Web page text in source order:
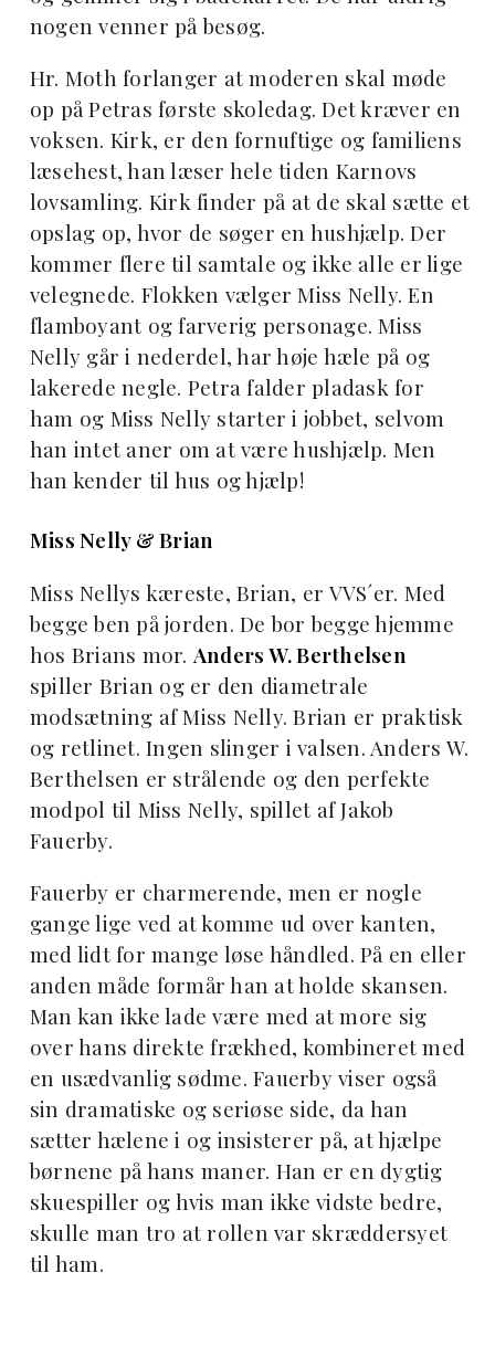
nogen venner på besøg.
Hr. Moth forlanger at moderen skal møde
op på Petras første skoledag. Det kræver en
voksen. Kirk, er den fornuftige og familiens
læsehest, han læser hele tiden Karnovs
lovsamling. Kirk finder på at de skal sætte et
opslag op, hvor de søger en hushjælp. Der
kommer flere til samtale og ikke alle er lige
velegnede. Flokken vælger Miss Nelly. En
flamboyant og farverig personage. Miss
Nelly går i nederdel, har høje hæle på og
lakerede negle. Petra falder pladask for
ham og Miss Nelly starter i jobbet, selvom
han intet aner om at være hushjælp. Men
han kender til hus og hjælp!
Miss Nelly & Brian
Miss Nellys kæreste, Brian, er VVS´er. Med
begge ben på jorden. De bor begge hjemme
hos Brians mor.Anders W. Berthelsen
spiller Brian og er den diametrale
modsætning af Miss Nelly. Brian er praktisk
og retlinet. Ingen slinger i valsen. Anders W.
Berthelsen er strålende og den perfekte
modpol til Miss Nelly, spillet af Jakob
Fauerby.
Fauerby er charmerende, men er nogle
gange lige ved at komme ud over kanten,
med lidt for mange løse håndled. På en eller
anden måde formår han at holde skansen.
Man kan ikke lade være med at more sig
over hans direkte frækhed, kombineret med
en usædvanlig sødme. Fauerby viser også
sin dramatiske og seriøse side, da han
sætter hælene i og insisterer på, at hjælpe
børnene på hans maner. Han er en dygtig
skuespiller og hvis man ikke vidste bedre,
skulle man tro at rollen var skræddersyet
til ham.